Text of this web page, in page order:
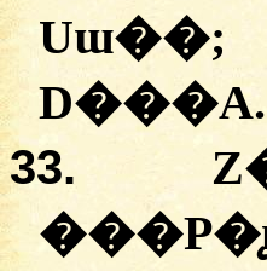
Uɯ��;
D���A.
33.